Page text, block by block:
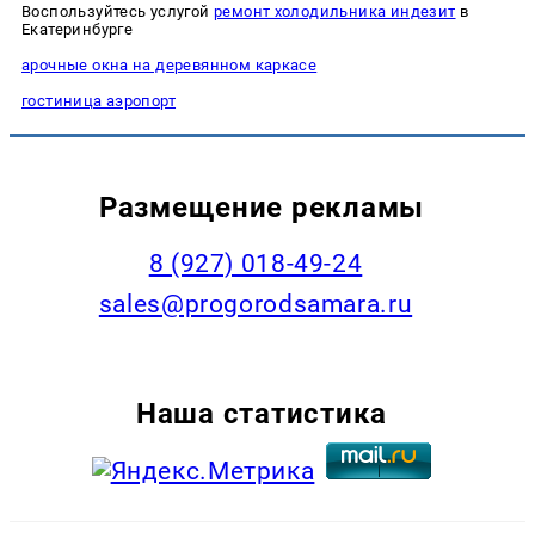
Воспользуйтесь услугой ремонт холодильника индезит в
Екатеринбурге
арочные окна на деревянном каркасе
гостиница аэропорт
Размещение рекламы
8 (927) 018-49-24
sales@progorodsamara.ru
Наша статистика